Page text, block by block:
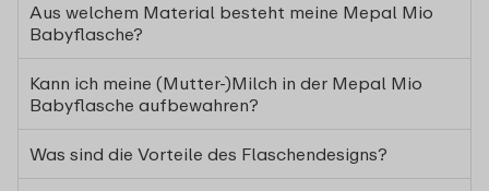
Aus welchem Material besteht meine Mepal Mio
Babyflasche?
Kann ich meine (Mutter-)Milch in der Mepal Mio
Babyflasche aufbewahren?
Was sind die Vorteile des Flaschendesigns?